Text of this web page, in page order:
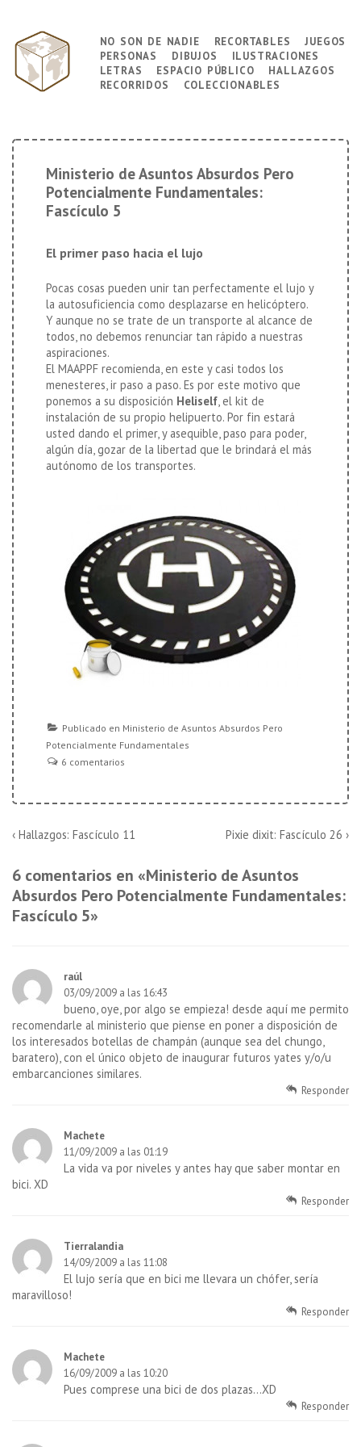
contenido
principal
Navegación
principal
no son de nadie recortables juegos
personas dibujos ilustraciones
letras espacio público hallazgos
recorridos coleccionables
Ministerio de Asuntos Absurdos Pero
Potencialmente Fundamentales:
Fascículo 5
El primer paso hacia el lujo
Pocas cosas pueden unir tan perfectamente el lujo y
la autosuficiencia como desplazarse en helicóptero.
Y aunque no se trate de un transporte al alcance de
todos, no debemos renunciar tan rápido a nuestras
aspiraciones.
El MAAPPF recomienda, en este y casi todos los
menesteres, ir paso a paso. Es por este motivo que
ponemos a su disposición Heliself , el kit de
instalación de su propio helipuerto. Por fin estará
usted dando el primer, y asequible, paso para poder,
algún día, gozar de la libertad que le brindará el más
autónomo de los transportes.
Publicado en Ministerio de Asuntos Absurdos Pero
Potencialmente Fundamentales
6 comentarios
Navegación
de
entradas
La
anterior
es
‹ Hallazgos: Fascículo 11
La
es
Pixie dixit: Fascículo 26 ›
6 comentarios en «Ministerio de Asuntos
Absurdos Pero Potencialmente Fundamentales:
Fascículo 5»
raúl
03/09/2009 a las 16:43
bueno, oye, por algo se empieza! desde aquí me permito
recomendarle al ministerio que piense en poner a disposición de
los interesados botellas de champán (aunque sea del chungo,
baratero), con el único objeto de inaugurar futuros yates y/o/u
embarcanciones similares.
Responder
Machete
11/09/2009 a las 01:19
La vida va por niveles y antes hay que saber montar en
bici. XD
Responder
Tierralandia
14/09/2009 a las 11:08
El lujo sería que en bici me llevara un chófer, sería
maravilloso!
Responder
Machete
16/09/2009 a las 10:20
Pues comprese una bici de dos plazas…XD
Responder